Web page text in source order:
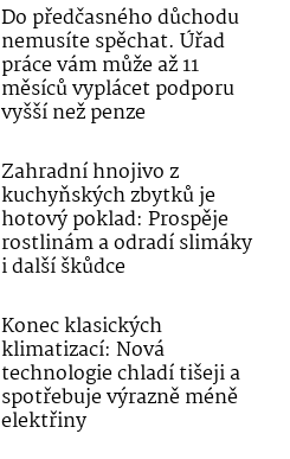
Do předčasného důchodu
nemusíte spěchat. Úřad
práce vám může až 11
měsíců vyplácet podporu
vyšší než penze
Zahradní hnojivo z
kuchyňských zbytků je
hotový poklad: Prospěje
rostlinám a odradí slimáky
i další škůdce
Konec klasických
klimatizací: Nová
technologie chladí tišeji a
spotřebuje výrazně méně
elektřiny